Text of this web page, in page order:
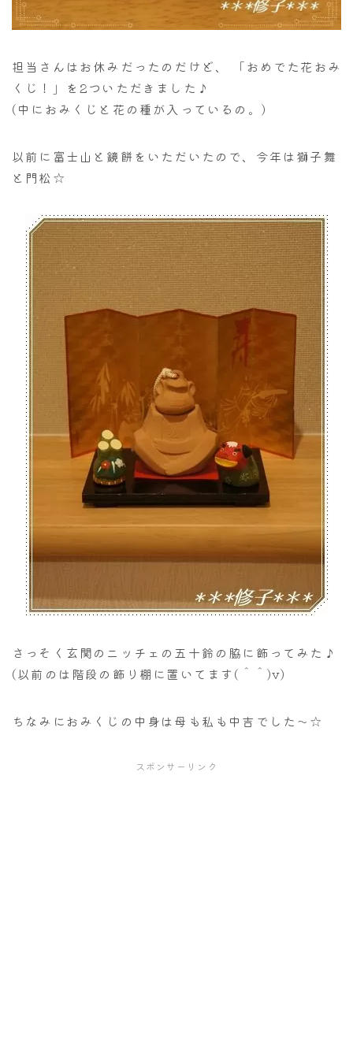
担当さんはお休みだったのだけど、 「おめでた花おみ
くじ！」を2ついただきました♪
(中におみくじと花の種が入っているの。)
以前に富士山と鏡餅をいただいたので、今年は獅子舞
と門松☆
さっそく玄関のニッチェの五十鈴の脇に飾ってみた♪
(以前のは階段の飾り棚に置いてます(＾＾)v)
ちなみにおみくじの中身は母も私も中吉でした～☆
スポンサーリンク